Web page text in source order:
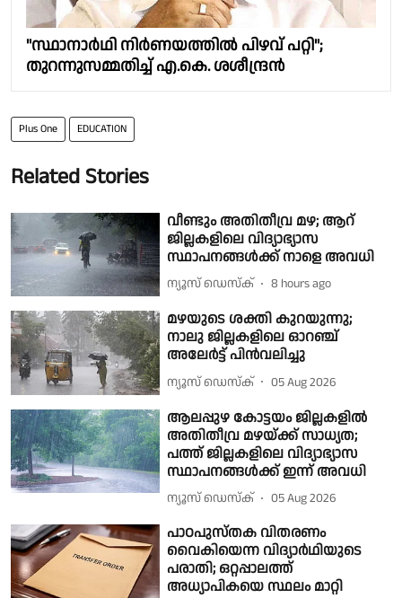
"സ്ഥാനാർഥി നിർണയത്തിൽ പിഴവ് പറ്റി";
തുറന്നുസമ്മതിച്ച് എ.കെ. ശശീന്ദ്രൻ
Plus One EDUCATION
Related Stories
വീണ്ടും അതിതീവ്ര മഴ; ആറ്
ജില്ലകളിലെ വിദ്യാഭ്യാസ
സ്ഥാപനങ്ങൾക്ക് നാളെ അവധി
ന്യൂസ് ഡെസ്ക് 8 hours ago
മഴയുടെ ശക്തി കുറയുന്നു;
നാലു ജില്ലകളിലെ ഓറഞ്ച്
അലേർട്ട് പിൻവലിച്ചു
ന്യൂസ് ഡെസ്ക് 05 Aug 2026
ആലപ്പുഴ കോട്ടയം ജില്ലകളിൽ
അതിതീവ്ര മഴയ്ക്ക് സാധ്യത;
പത്ത് ജില്ലകളിലെ വിദ്യാഭ്യാസ
സ്ഥാപനങ്ങൾക്ക് ഇന്ന് അവധി
ന്യൂസ് ഡെസ്ക് 05 Aug 2026
പാഠപുസ്തക വിതരണം
വൈകിയെന്ന വിദ്യാർഥിയുടെ
പരാതി; ഒറ്റപ്പാലത്ത്
അധ്യാപികയെ സ്ഥലം മാറ്റി